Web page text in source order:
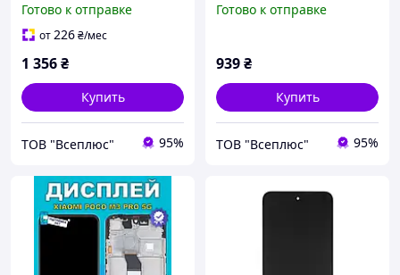
сенсорным стеклом, Без
рамки, Черный
Готово к отправке
от226₴/мес
1 356₴
Купить
ТОВ "Всеплюс" 95%
рамки, С сенсорным
Готово к отправке
939₴
Купить
ТОВ "Всеплюс" 95%